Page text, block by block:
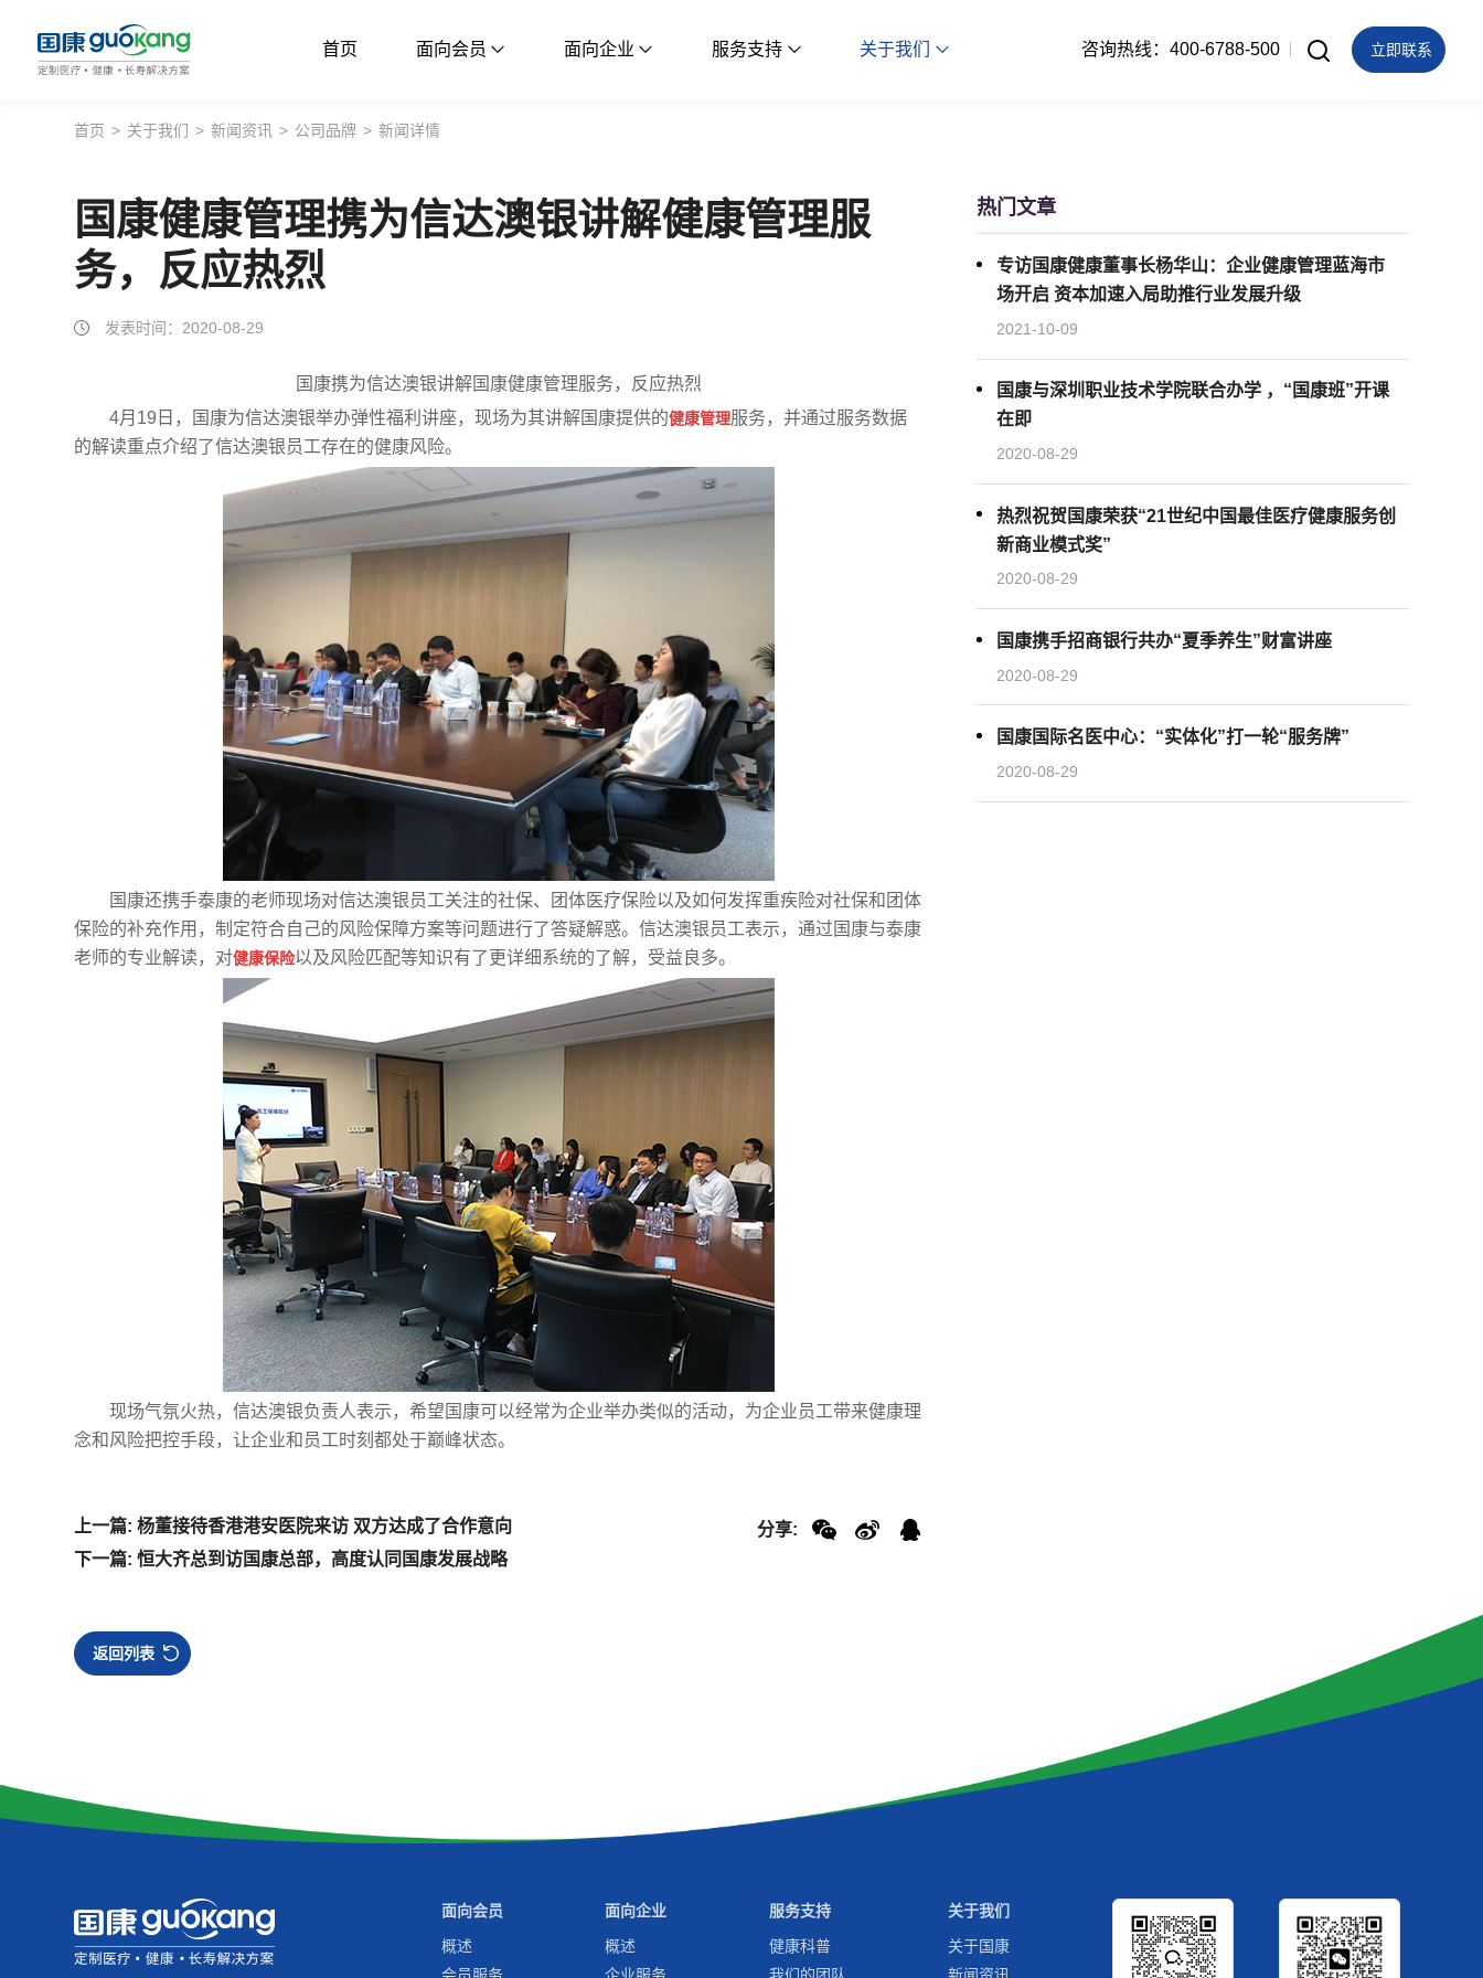
首页 面向会员 面向企业 服务支持 关于我们
面向企业
服务支持
关于我们
咨询热线：400-6788-500 立即联系
首页 > 关于我们 > 新闻资讯 > 公司品牌 > 新闻详情
国康健康管理携为信达澳银讲解健康管理服
务，反应热烈
发表时间：2020-08-29
国康携为信达澳银讲解国康健康管理服务，反应热烈
4月19日，国康为信达澳银举办弹性福利讲座，现场为其讲解国康提供的健康管理服务，并通过服务数据
的解读重点介绍了信达澳银员工存在的健康风险。
国康还携手泰康的老师现场对信达澳银员工关注的社保、团体医疗保险以及如何发挥重疾险对社保和团体
保险的补充作用，制定符合自己的风险保障方案等问题进行了答疑解惑。信达澳银员工表示，通过国康与泰康
老师的专业解读，对健康保险以及风险匹配等知识有了更详细系统的了解，受益良多。
现场气氛火热，信达澳银负责人表示，希望国康可以经常为企业举办类似的活动，为企业员工带来健康理
念和风险把控手段，让企业和员工时刻都处于巅峰状态。
上一篇: 杨董接待香港港安医院来访 双方达成了合作意向
下一篇: 恒大齐总到访国康总部，高度认同国康发展战略
分享:
返回列表
热门文章
专访国康健康董事长杨华山：企业健康管理蓝海市
场开启 资本加速入局助推行业发展升级
2021-10-09
国康与深圳职业技术学院联合办学 ，“国康班”开课
在即
2020-08-29
热烈祝贺国康荣获“21世纪中国最佳医疗健康服务创
新商业模式奖”
2020-08-29
国康携手招商银行共办“夏季养生”财富讲座
2020-08-29
国康国际名医中心：“实体化”打一轮“服务牌”
2020-08-29
面向会员
概述
会员服务
面向企业
概述
企业服务
服务支持
健康科普
我们的团队
关于我们
关于国康
新闻资讯